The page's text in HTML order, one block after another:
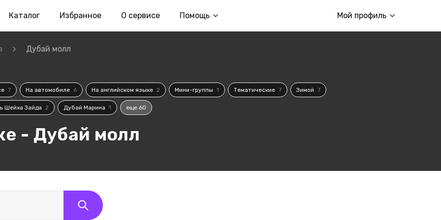
Каталог Избранное О сервисе Помощь Мой профиль
Дубай молл
7 На автомобиле 6 На английском языке 2 Мини-группы 1 Тематические 7 Зимой 7
Шейха Зайда 2 Дубай Марина 1 еще 60
- Дубай молл